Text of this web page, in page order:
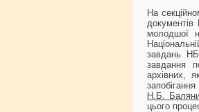
На
молодшої
завдань
завдання
архівних,
Н.Б.
цього